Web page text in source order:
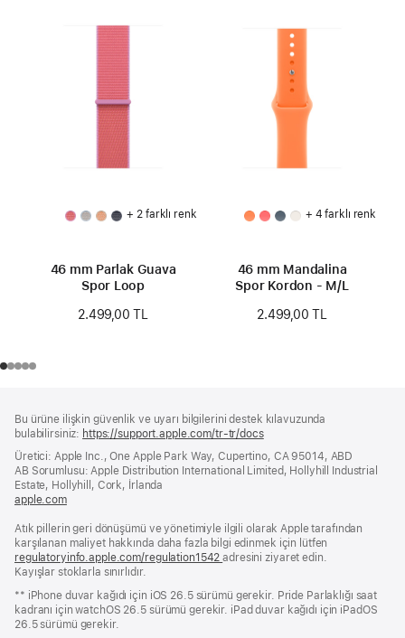
+ 2 farklı renk
46 mm Parlak Guava
Spor Loop
2.499,00 TL
+ 4 farklı renk
46 mm Mandalina
Spor Kordon - M/L
2.499,00 TL
Bilgi
Bu ürüne ilişkin güvenlik ve uyarı bilgilerini destek kılavuzunda
bulabilirsiniz: https://support.apple.com/tr-tr/docs(yeni
pencerede
açılır)
Üretici: Apple Inc., One Apple Park Way, Cupertino, CA 95014, ABD
AB Sorumlusu: Apple Distribution International Limited, Hollyhill Industrial
Estate, Hollyhill, Cork, İrlanda
apple.com(yeni
pencerede
açılır)
Atık pillerin geri dönüşümü ve yönetimiyle ilgili olarak Apple tarafından
karşılanan maliyet hakkında daha fazla bilgi edinmek için lütfen
regulatoryinfo.apple.com/regulation1542(yeni
açılır)
adresini ziyaret edin.
Kayışlar stoklarla sınırlıdır.
** iPhone duvar kağıdı için iOS 26.5 sürümü gerekir. Pride Parlaklığı saat
kadranı için watchOS 26.5 sürümü gerekir. iPad duvar kağıdı için iPadOS
26.5 sürümü gerekir.